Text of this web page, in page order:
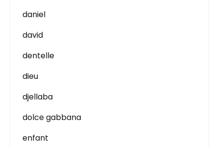
daniel
david
dentelle
dieu
djellaba
dolce gabbana
enfant